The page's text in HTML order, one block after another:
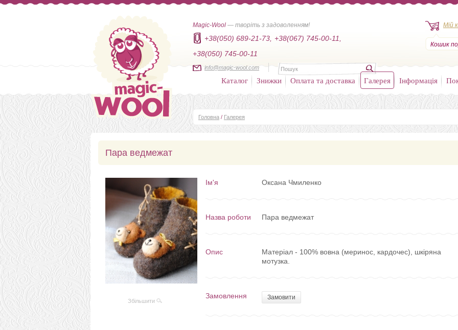
Magic-Wool — творіть з задоволенням!
+38(050) 689-21-73,
+38(067) 745-00-11,
+38(050) 745-00-11
info@magic-wool.com
Мій
Кошик
Каталог Знижки Оплата та доставка Галерея Інформація
Головна / Галерея
Пара ведмежат
Збільшити
Ім'я Оксана Чмиленко
Назва роботи Пара ведмежат
Опис
Матеріал - 100% вовна (меринос, кардочес), шкіряна
мотузка.
Замовлення Замовити